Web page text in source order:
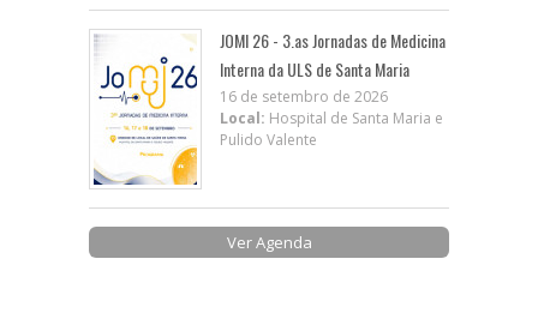
JOMI 26 - 3.as Jornadas de Medicina
Interna da ULS de Santa Maria
16 de setembro de 2026
Local: Hospital de Santa Maria e
Pulido Valente
Ver Agenda